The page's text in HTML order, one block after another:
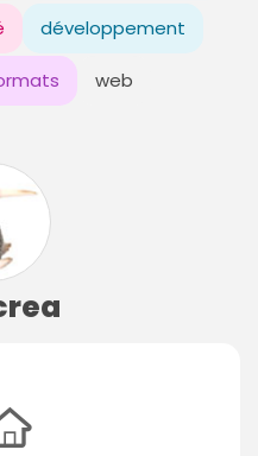
développement
web